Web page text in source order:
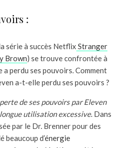
:
série à succès Netflix Stranger
Brown) se trouve confrontée à
perdu ses pouvoirs. Comment
a-t-elle perdu ses pouvoirs ?
de ses pouvoirs par Eleven
utilisation excessive. Dans
par le Dr. Brenner pour des
beaucoup d’énergie